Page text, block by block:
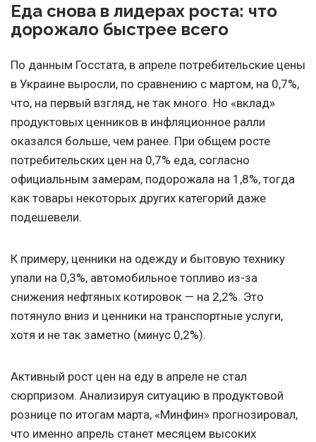
Еда снова в лидерах роста: что
дорожало быстрее всего
По данным Госстата, в апреле потребительские цены
в Украине выросли, по сравнению с мартом, на 0,7%,
что, на первый взгляд, не так много. Но «вклад»
продуктовых ценников в инфляционное ралли
оказался больше, чем ранее. При общем росте
потребительских цен на 0,7% еда, согласно
официальным замерам, подорожала на 1,8%, тогда
как товары некоторых других категорий даже
подешевели.
К примеру, ценники на одежду и бытовую технику
упали на 0,3%, автомобильное топливо из-за
снижения нефтяных котировок — на 2,2%. Это
потянуло вниз и ценники на транспортные услуги,
хотя и не так заметно (минус 0,2%).
Активный рост цен на еду в апреле не стал
сюрпризом. Анализируя ситуацию в продуктовой
рознице по итогам марта, «Минфин» прогнозировал,
что именно апрель станет месяцем высоких